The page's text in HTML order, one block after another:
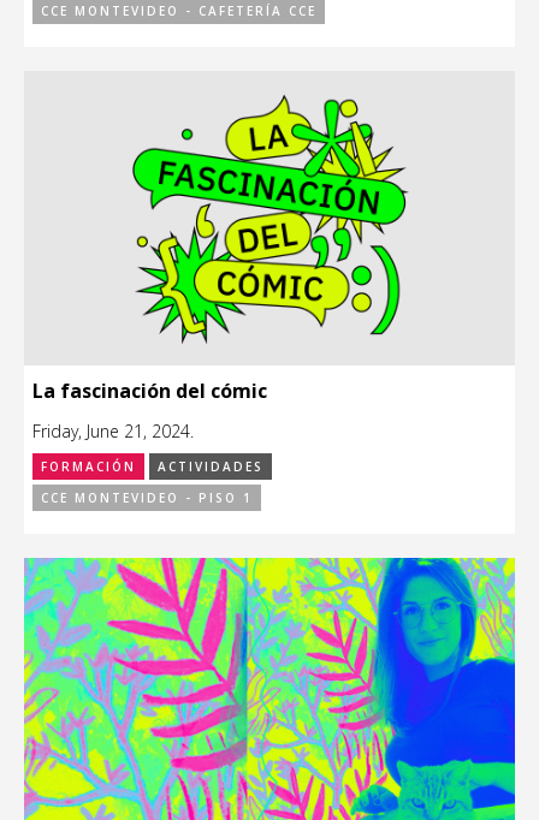
CCE MONTEVIDEO - CAFETERÍA CCE
La fascinación del cómic
Friday, June 21, 2024.
FORMACIÓN
ACTIVIDADES
CCE MONTEVIDEO - PISO 1